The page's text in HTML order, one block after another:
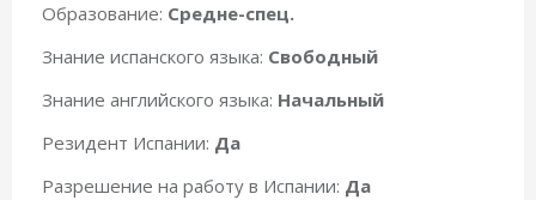
Образование: Средне-спец.
Знание испанского языка: Свободный
Знание английского языка: Начальный
Резидент Испании: Да
Разрешение на работу в Испании: Да